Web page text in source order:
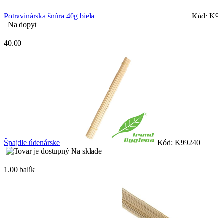
Potravinárska šnúra 40g biela
Kód:
Na dopyt
40.00
Špajdle údenárske
Kód: K99240
Na sklade
1.00 balík